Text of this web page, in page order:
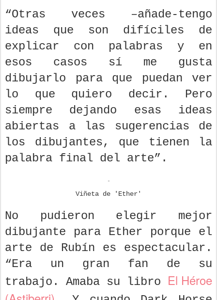
“Otras veces –añade-tengo
ideas que son difíciles de
explicar con palabras y en
esos casos sí me gusta
dibujarlo para que puedan ver
lo que quiero decir. Pero
siempre dejando esas ideas
abiertas a las sugerencias de
los dibujantes, que tienen la
palabra final del arte”.
Viñeta de 'Ether'
No pudieron elegir mejor
dibujante para Ether porque el
arte de Rubín es espectacular.
“Era un gran fan de su
trabajo. Amaba su libro El Héroe